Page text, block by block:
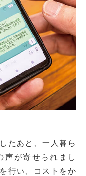
たあと、一人暮ら
声が寄せられまし
行い、コストをか